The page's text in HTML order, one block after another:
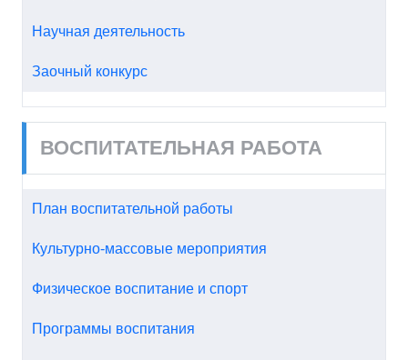
Научная деятельность
Заочный конкурс
ВОСПИТАТЕЛЬНАЯ РАБОТА
План воспитательной работы
Культурно-массовые мероприятия
Физическое воспитание и спорт
Программы воспитания